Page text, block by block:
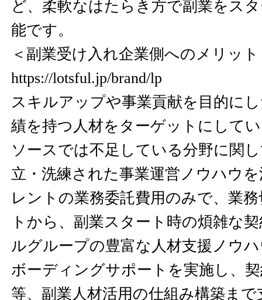
ど、柔軟なはたらき方で副業をス
能です。
＜副業受け入れ企業側へのメリッ
https://lotsful.jp/brand/lp
スキルアップや事業貢献を目的に
績を持つ人材をターゲットにして
ソースでは不足している分野に関
立・洗練された事業運営ノウハウ
レントの業務委託費用のみで、業
トから、副業スタート時の煩雑な
ルグループの豊富な人材支援ノウ
ボーディングサポートを実施し、
等、副業人材活用の仕組み構築ま